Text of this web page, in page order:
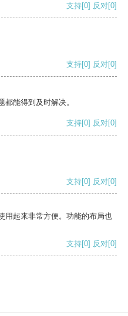
支持[0] 反对[0]
支持[0] 反对[0]
能得到及时解决。
支持[0] 反对[0]
支持[0] 反对[0]
用起来非常方便。功能的布局也
支持[0] 反对[0]